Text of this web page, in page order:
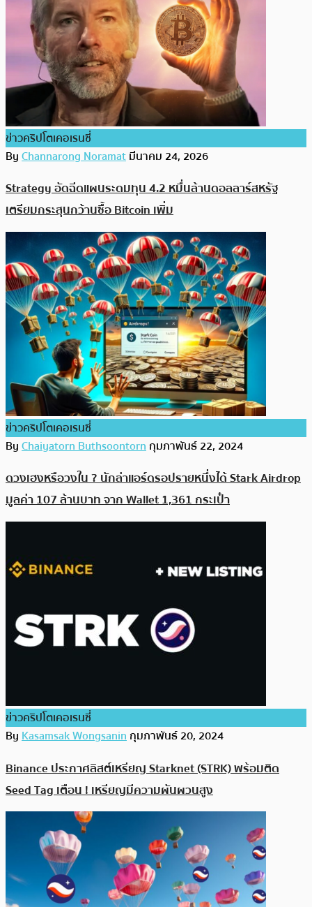
ข่าวคริปโตเคอเรนซี่
ByChannarong Noramatมีนาคม 24, 2026
Strategy อัดฉีดแผนระดมทุน 4.2 หมื่นล้านดอลลาร์สหรัฐ
เตรียมกระสุนกว้านซื้อ Bitcoin เพิ่ม
ข่าวคริปโตเคอเรนซี่
ByChaiyatorn Buthsoontornกุมภาพันธ์ 22, 2024
ดวงเฮงหรือวงใน ? นักล่าแอร์ดรอปรายหนึ่งได้ Stark Airdrop
มูลค่า 107 ล้านบาท จาก Wallet 1,361 กระเป๋า
ข่าวคริปโตเคอเรนซี่
ByKasamsak Wongsaninกุมภาพันธ์ 20, 2024
Binance ประกาศลิสต์เหรียญ Starknet (STRK) พร้อมติด
Seed Tag เตือน ! เหรียญมีความผันผวนสูง